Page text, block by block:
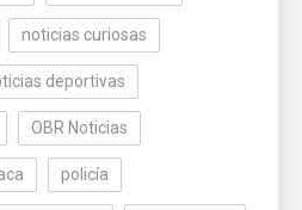
noticias curiosas
deportivas
OBR Noticias
policía